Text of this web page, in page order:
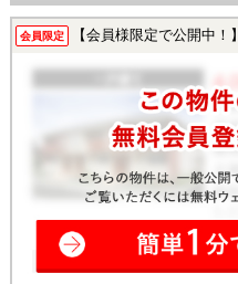
会員限定 【会員様限定で公開中！】